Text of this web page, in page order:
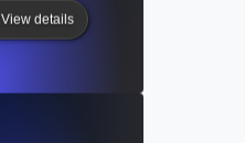
View details